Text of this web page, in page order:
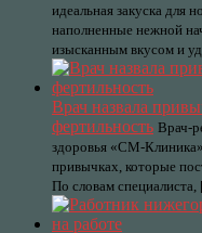
идеальная закуска для
наполненные нежной
изысканным вкусом и
Врач назвала
фертильность Врач-
здоровья «СМ-
привычках, которые
По словам